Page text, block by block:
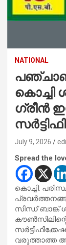
NATIONAL
കൊച്ചി
ഗ്രീൻ
July 9, 2026
Spread the
കൊച്ചി:
സിന്ധ് ബാങ്ക്
വരുത്താത്ത